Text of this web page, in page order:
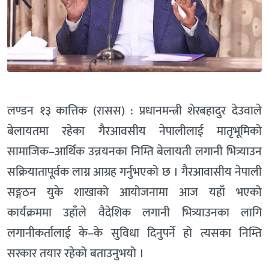
लण्डन १३ कात्तिक (रासस) : प्रधानमन्त्री शेरबहादुर देउवाले
बेलायतमा रहेका गैरआवसीय नेपालीलाई मातृभूमिको
सामाजिक–आर्थिक उन्नयनका निम्ति बेलायती लगानी भित्र्याउन
सक्रियातापूर्वक लाग्न आग्रह गर्नुभएको छ । गैरआवासीय नेपाली
सङ्गठन युके शाखाको आयोजनामा आज यहाँ भएको
कार्यक्रममा उहाँले वैदेशिक लगानी भित्र्याउनका लागि
लगानीकर्तालाई के–के सुविधा दिनुपर्ने हो त्यसका निम्ति
सरकार तयार रहेको बताउनुभयो ।